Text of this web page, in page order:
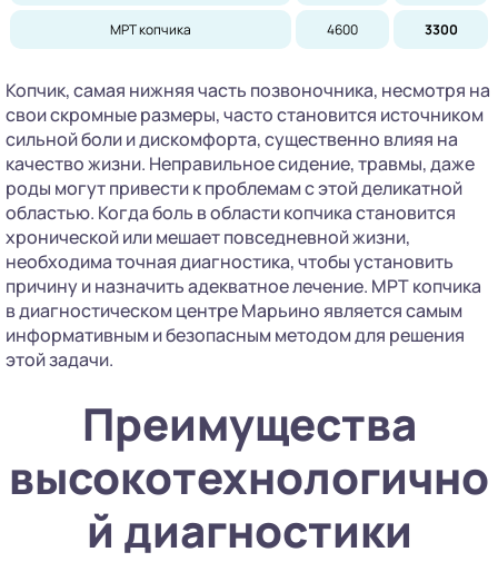
МРТ копчика 4600 3300
Копчик, самая нижняя часть позвоночника, несмотря на
свои скромные размеры, часто становится источником
сильной боли и дискомфорта, существенно влияя на
качество жизни. Неправильное сидение, травмы, даже
роды могут привести к проблемам с этой деликатной
областью. Когда боль в области копчика становится
хронической или мешает повседневной жизни,
необходима точная диагностика, чтобы установить
причину и назначить адекватное лечение. МРТ копчика
в диагностическом центре Марьино является самым
информативным и безопасным методом для решения
этой задачи.
Преимущества
высокотехнологично
й диагностики